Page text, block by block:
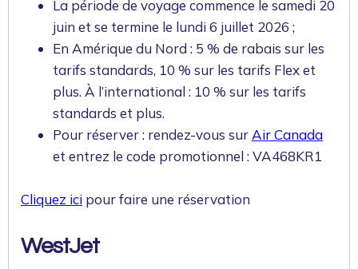
La période de voyage commence le samedi 20
juin et se termine le lundi 6 juillet 2026 ;
En Amérique du Nord : 5 % de rabais sur les
tarifs standards, 10 % sur les tarifs Flex et
plus. À l’international : 10 % sur les tarifs
standards et plus.
Pour réserver : rendez-vous sur Air Canada
et entrez le code promotionnel : VA468KR1
Cliquez ici pour faire une réservation
WestJet